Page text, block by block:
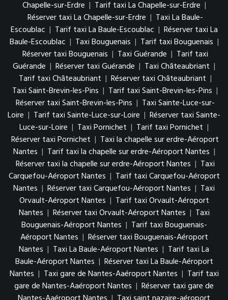
Chapelle-sur-Erdre | Tarif taxi La Chapelle-sur-Erdre |
Réserver taxi La Chapelle-sur-Erdre | Taxi La Baule-
Escoublac | Tarif taxi La Baule-Escoublac | Réserver taxi La
Baule-Escoublac | Taxi Bouguenais | Tarif taxi Bouguenais |
Réserver taxi Bouguenais | Taxi Guérande | Tarif taxi
Guérande | Réserver taxi Guérande | Taxi Châteaubriant |
Tarif taxi Châteaubriant | Réserver taxi Châteaubriant |
Taxi Saint-Brevin-les-Pins | Tarif taxi Saint-Brevin-les-Pins |
Réserver taxi Saint-Brevin-les-Pins | Taxi Sainte-Luce-sur-
Loire | Tarif taxi Sainte-Luce-sur-Loire | Réserver taxi Sainte-
Luce-sur-Loire | Taxi Pornichet | Tarif taxi Pornichet |
Réserver taxi Pornichet | Taxi la chapelle sur erdre-Aéroport
Nantes | Tarif taxi la chapelle sur erdre-Aéroport Nantes |
Réserver taxi la chapelle sur erdre-Aéroport Nantes | Taxi
Carquefou-Aéroport Nantes | Tarif taxi Carquefou-Aéroport
Nantes | Réserver taxi Carquefou-Aéroport Nantes | Taxi
Orvault-Aéroport Nantes | Tarif taxi Orvault-Aéroport
Nantes | Réserver taxi Orvault-Aéroport Nantes | Taxi
Bouguenais-Aéroport Nantes | Tarif taxi Bouguenais-
Aéroport Nantes | Réserver taxi Bouguenais-Aéroport
Nantes | Taxi La Baule-Aéroport Nantes | Tarif taxi La
Baule-Aéroport Nantes | Réserver taxi La Baule-Aéroport
Nantes | Taxi gare de Nantes-Aaéroport Nantes | Tarif taxi
gare de Nantes-Aaéroport Nantes | Réserver taxi gare de